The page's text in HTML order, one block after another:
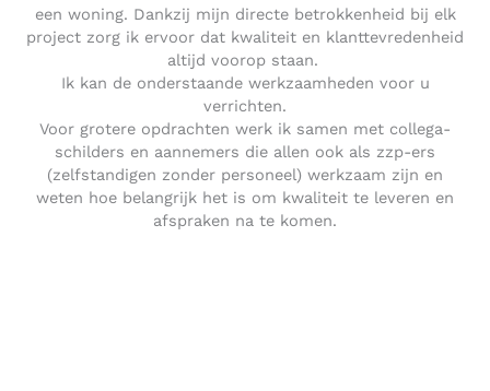
een woning. Dankzij mijn directe betrokkenheid bij elk
project zorg ik ervoor dat kwaliteit en klanttevredenheid
altijd voorop staan.
Ik kan de onderstaande werkzaamheden voor u
verrichten.
Voor grotere opdrachten werk ik samen met collega-
schilders en aannemers die allen ook als zzp-ers
(zelfstandigen zonder personeel) werkzaam zijn en
weten hoe belangrijk het is om kwaliteit te leveren en
afspraken na te komen.